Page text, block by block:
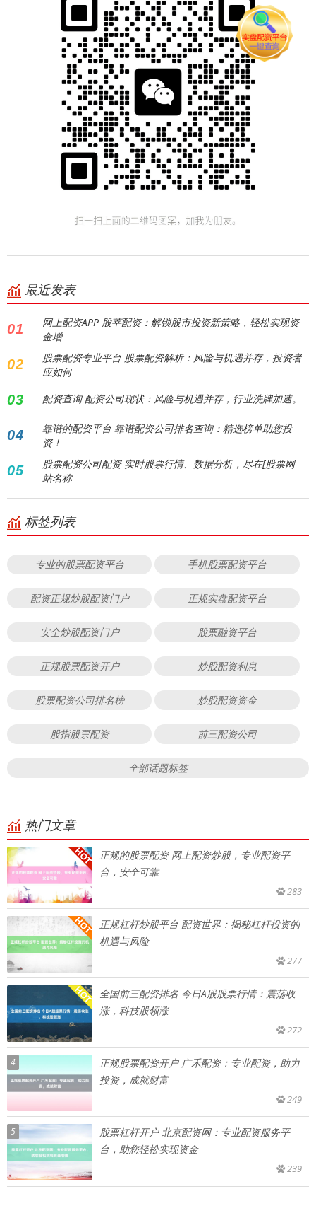
最近发表
01
网上配资APP 股莘配资：解锁股市投资新策略，轻松实现资
金增
02
股票配资专业平台 股票配资解析：风险与机遇并存，投资者
应如何
03 配资查询 配资公司现状：风险与机遇并存，行业洗牌加速。
04
靠谱的配资平台 靠谱配资公司排名查询：精选榜单助您投
资！
05
股票配资公司配资 实时股票行情、数据分析，尽在[股票网
站名称
标签列表
专业的股票配资平台 手机股票配资平台
配资正规炒股配资门户 正规实盘配资平台
安全炒股配资门户 股票融资平台
正规股票配资开户 炒股配资利息
股票配资公司排名榜 炒股配资资金
股指股票配资 前三配资公司
全部话题标签
热门文章
正规的股票配资 网上配资炒股，专业配资平
台，安全可靠
283
正规杠杆炒股平台 配资世界：揭秘杠杆投资的
机遇与风险
277
全国前三配资排名 今日A股股票行情：震荡收
涨，科技股领涨
272
4
正规股票配资开户 广禾配资：专业配资，助力
投资，成就财富
249
5
股票杠杆开户 北京配资网：专业配资服务平
台，助您轻松实现资金
239